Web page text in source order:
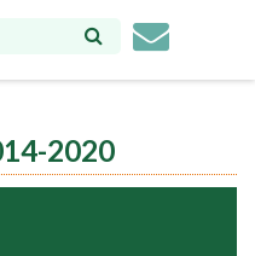
2020